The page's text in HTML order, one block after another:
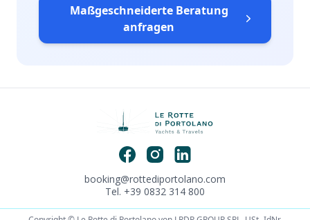
Maßgeschneiderte Beratung
anfragen
booking@rottediportolano.com
Tel. +39 0832 314 800